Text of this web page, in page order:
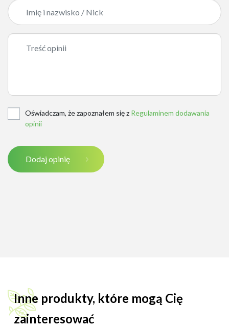
Oświadczam, że zapoznałem się z Regulaminem dodawania
opinii
Dodaj opinię
Inne produkty, które mogą Cię
zainteresować